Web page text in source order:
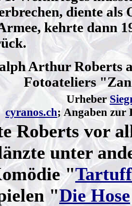
diente als
kehrte dann
Arthur Roberts
Fotoateliers
Urheber
cyranos.ch; Angaben zur
Roberts vor
unter
"
"Die Hose